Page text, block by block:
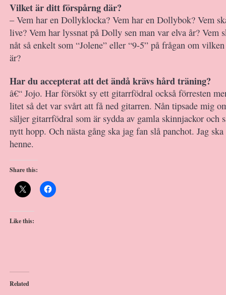
Vilket är ditt förspårng där?
– Vem har en Dollyklocka? Vem har en Dollybok? Vem
live? Vem har lyssnat på Dolly sen man var elva år? Vem
nåt så enkelt som “Jolene” eller “9-5” på frågan om
är?
Har du accepterat att det ändå krävs hård träning?
â€“ Jojo. Har försökt sy ett gitarrfödral också förresten
litet så det var svårt att få ned gitarren. Nån tipsade mig
säljer gitarrfödral som är sydda av gamla skinnjackor och
nytt hopp. Och nästa gång ska jag fan slå panchot. Jag
henne.
Share this:
Like this:
Related